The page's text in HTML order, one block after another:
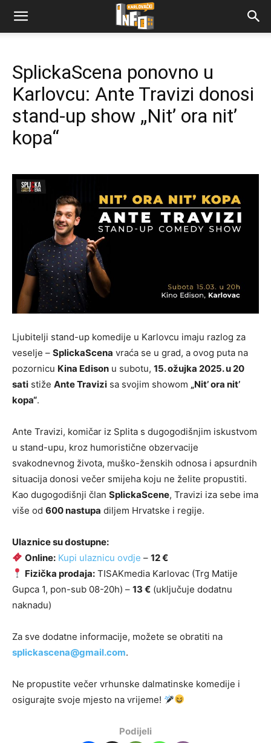
SplickaScena ponovno u
Karlovcu: Ante Travizi donosi
stand-up show „Nit’ ora nit’
kopa“
Ljubitelji stand-up komedije u Karlovcu imaju razlog za
veselje – SplickaScena vraća se u grad, a ovog puta na
pozornicu Kina Edison u subotu, 15. ožujka 2025. u 20
sati stiže Ante Travizi sa svojim showom „Nit’ ora nit’
kopa“.
Ante Travizi, komičar iz Splita s dugogodišnjim iskustvom
u stand-upu, kroz humoristične obzervacije
svakodnevnog života, muško-ženskih odnosa i apsurdnih
situacija donosi večer smijeha koju ne želite propustiti.
Kao dugogodišnji član SplickaScene, Travizi iza sebe ima
više od 600 nastupa diljem Hrvatske i regije.
Ulaznice su dostupne:
Online: Kupi ulaznicu ovdje –12 €
Fizička prodaja: TISAKmedia Karlovac (Trg Matije
Gupca 1, pon-sub 08-20h) – 13 € (uključuje dodatnu
naknadu)
Za sve dodatne informacije, možete se obratiti na
splickascena@gmail.com.
Ne propustite večer vrhunske dalmatinske komedije i
osigurajte svoje mjesto na vrijeme!
Podijeli